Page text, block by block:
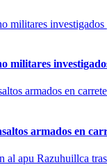
militares
armados en